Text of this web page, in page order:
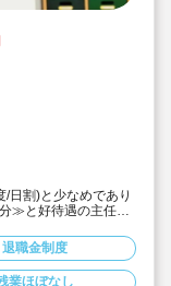
日割)と少なめであり
≫と好待遇の主任求
チカ☆
補！保育士経験5年
退職金制度
業ほぼなし